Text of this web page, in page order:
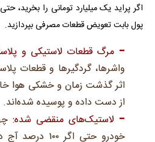
اگر پراید یک میلیارد تومانی را بخرید،
پول بابت تعویض قطعات مصرفی بپردازید.
مرگ قطعات لاستیکی و
واشرها، گردگیرها و قطعات
اثر گذشت زمان و خشکی هوا
از دست داده و پوسیده شده‌اند.
لاستیک‌های منقضی شده:
خودرو حتی اگر